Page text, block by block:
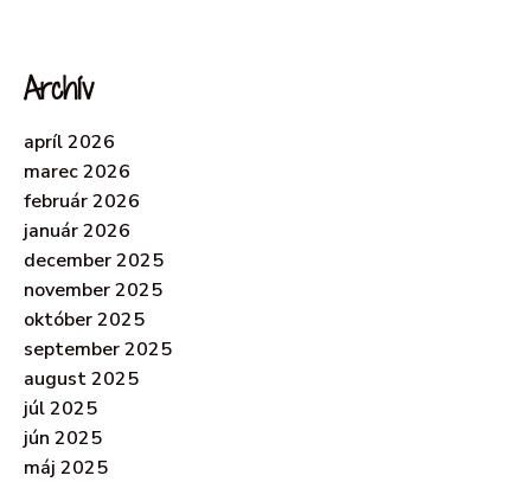
Archív
apríl 2026
marec 2026
február 2026
január 2026
december 2025
november 2025
október 2025
september 2025
august 2025
júl 2025
jún 2025
máj 2025